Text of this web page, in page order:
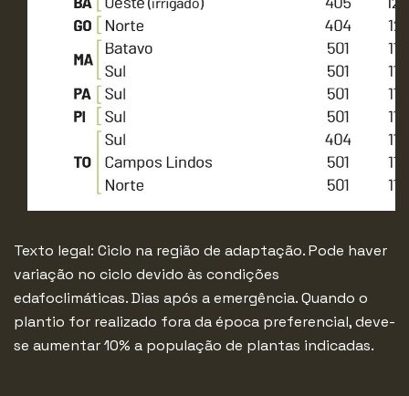
Texto legal: Ciclo na região de adaptação. Pode haver
variação no ciclo devido às condições
edafoclimáticas. Dias após a emergência. Quando o
plantio for realizado fora da época preferencial, deve-
se aumentar 10% a população de plantas indicadas.